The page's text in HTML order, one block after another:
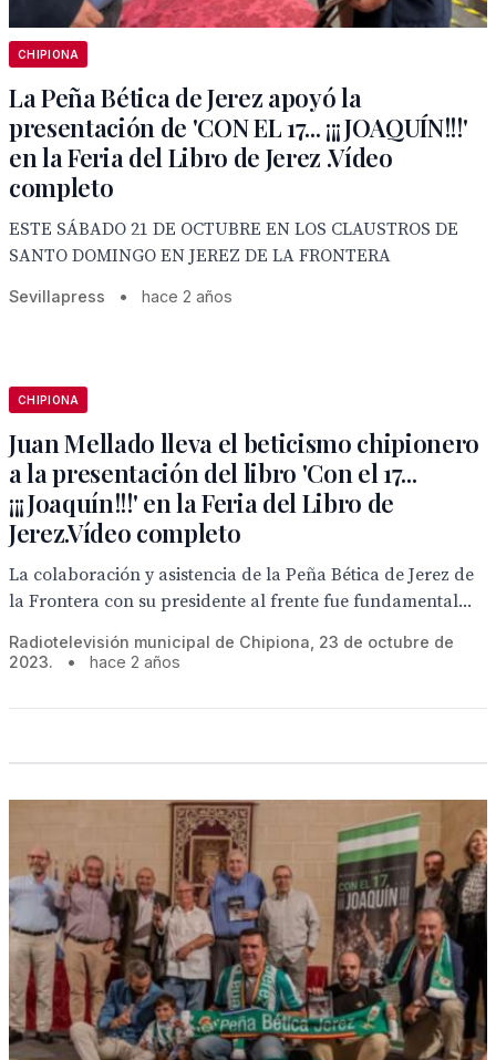
CHIPIONA
La Peña Bética de Jerez apoyó la
presentación de 'CON EL 17... ¡¡¡JOAQUÍN!!!'
en la Feria del Libro de Jerez .Vídeo
completo
ESTE SÁBADO 21 DE OCTUBRE EN LOS CLAUSTROS DE
SANTO DOMINGO EN JEREZ DE LA FRONTERA
Sevillapress • hace 2 años
CHIPIONA
Juan Mellado lleva el beticismo chipionero
a la presentación del libro 'Con el 17...
¡¡¡Joaquín!!!' en la Feria del Libro de
Jerez.Vídeo completo
La colaboración y asistencia de la Peña Bética de Jerez de
la Frontera con su presidente al frente fue fundamental...
Radiotelevisión municipal de Chipiona, 23 de octubre de
2023.
• hace 2 años